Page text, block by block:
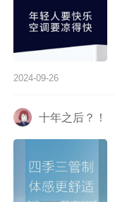
2024-09-26
十年之后？！